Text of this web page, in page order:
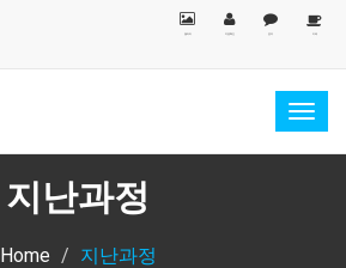
지난과정
Home 지난과정